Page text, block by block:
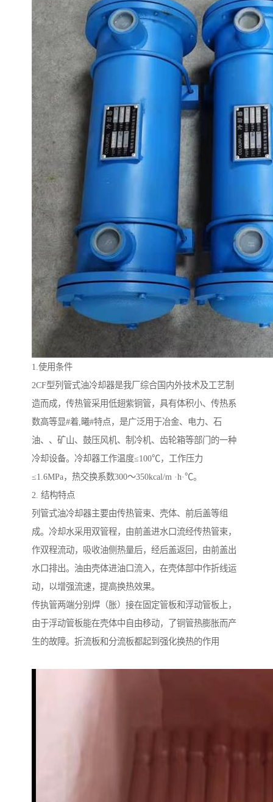
1.使用条件
2CF型列管式油冷却器是我厂综合国内外技术及工艺制
造而成，传热管采用低翅紫铜管，具有体积小、传热系
数高等显#着,曦#特点，是广泛用于冶金、电力、石
油、、矿山、鼓压风机、制冷机、齿轮箱等部门的一种
冷却设备。冷却器工作温度≤100℃，工作压力
≤1.6MPa，热交换系数300～350kcal/m ·h·℃。
2. 结构特点
列管式油冷却器主要由传热管束、壳体、前后盖等组
成。冷却水采用双管程，由前盖进水口流经传热管束，
作双程流动，吸收油侧热量后，经后盖返回，由前盖出
水口排出。油由壳体进油口流入，在壳体部中作折线运
动，以增强流速，提高换热效果。
传执管两端分别焊（胀）接在固定管板和浮动管板上，
由于浮动管板能在壳体中自由移动，了铜管热膨胀而产
生的故障。折流板和分流板都起到强化换热的作用